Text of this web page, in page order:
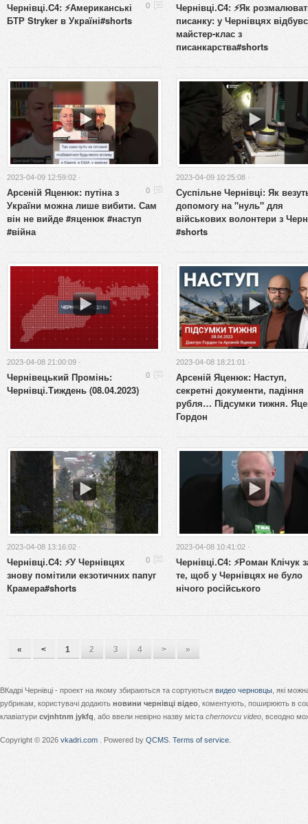
0
Чернівці.C4: ⚡️Американські
БТР Stryker в Україні#shorts
Чернівці.C4: ⚡️Як
писанку: у Чернівцях
майстер-клас з
писанкарства#shorts
2023-04-09 12:59:02 ·
0
Арсеній Яценюк: путіна з
України можна лише вибити. Сам
він не вийде #яценюк #наступ
#війна
2023-04-09 10:25:08 ·
Суспільне Чернівці: Як
допомогу на "нуль" для
військових волонтери з
#shorts
2023-04-08 21:00:09 ·
0
Чернівецький Промінь:
Чернівці.Тиждень (08.04.2023)
2023-04-08 18:21:01 ·
Арсеній Яценюк: Наступ,
секретні документи, падіння
рубля… Підсумки тижня.
Гордон
2023-04-08 13:16:02 ·
0
Чернівці.C4: ⚡️У Чернівцях
знову помітили екзотичних папуг
Крамера#shorts
2023-04-08 10:41:02 ·
Чернівці.C4: ⚡️Роман Клічук
те, щоб у Чернівцях не було
нічого російського
« < 1 2 3 4 > »
ВКадрі Чернівці - проект на якому збираються та сортуються видео черновцы , які
рубрикам, користувачі додають новини чернівці відео , коментують, поширюють в
клавіатури cvjnhtnm jykfq , або ввели невірно назву міста chernovcu video , всеодно
Copyright © 2026 vkadri.com . Powered by QCMS Terms of service.